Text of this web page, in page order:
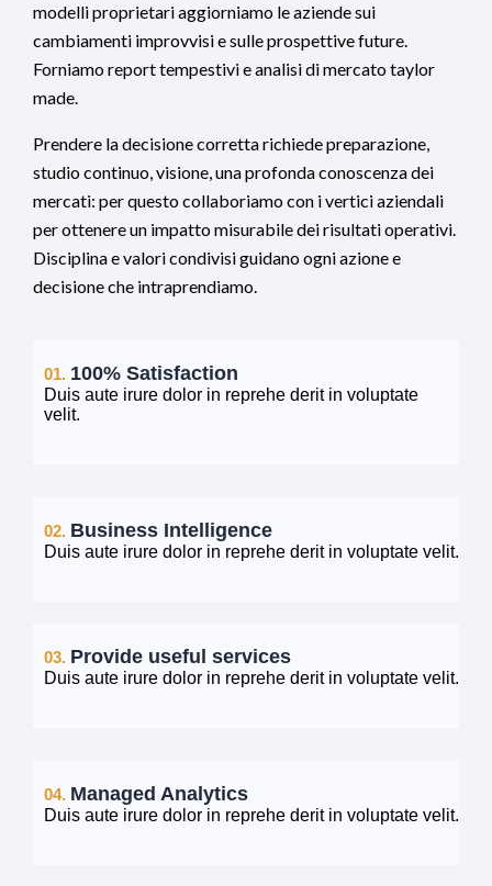
modelli proprietari aggiorniamo le aziende sui
cambiamenti improvvisi e sulle prospettive future.
Forniamo report tempestivi e analisi di mercato taylor
made.
Prendere la decisione corretta richiede preparazione,
studio continuo, visione, una profonda conoscenza dei
mercati: per questo collaboriamo con i vertici aziendali
per ottenere un impatto misurabile dei risultati operativi.
Disciplina e valori condivisi guidano ogni azione e
decisione che intraprendiamo.
01. 100% Satisfaction
Duis aute irure dolor in reprehe derit in voluptate
velit.
02. Business Intelligence
Duis aute irure dolor in reprehe derit in voluptate velit.
03. Provide useful services
Duis aute irure dolor in reprehe derit in voluptate velit.
04. Managed Analytics
Duis aute irure dolor in reprehe derit in voluptate velit.